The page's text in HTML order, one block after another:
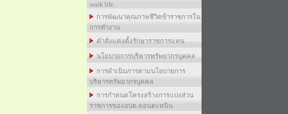
work life
การพัฒนาคุณภาพชีวิตข้าราชการใน
การทำงาน
คำสั่งแต่งตั้งรักษาราชการแทน
นโยบายการบริหารทรัพยากรบุคคล
การดำเนินการตามนโยบายการ
บริหารทรัพยากรบุคคล
การกำหนดโครงสร้างการแบ่งส่วน
ราชการของอบต.ดอนตะหนิน